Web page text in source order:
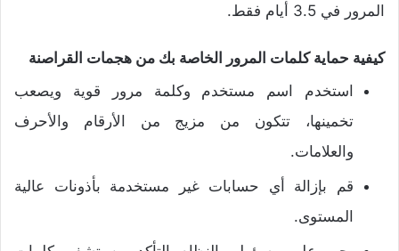
المرور في 3.5 أيام فقط.
كيفية حماية كلمات المرور الخاصة بك من هجمات القراصنة
استخدم اسم مستخدم وكلمة مرور قوية ويصعب
تخمينها، تتكون من مزيج من الأرقام والأحرف
والعلامات.
قم بإزالة أي حسابات غير مستخدمة بأذونات عالية
المستوى.